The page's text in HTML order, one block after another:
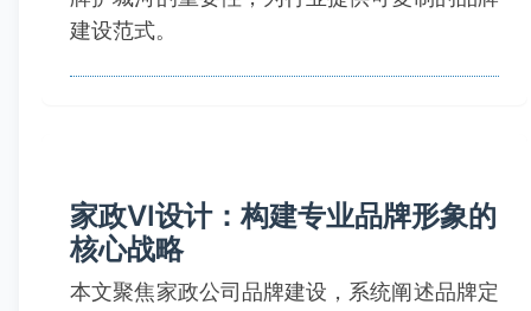
建设范式。
家政VI设计：构建专业品牌形象的
核心战略
本文聚焦家政公司品牌建设，系统阐述品牌定